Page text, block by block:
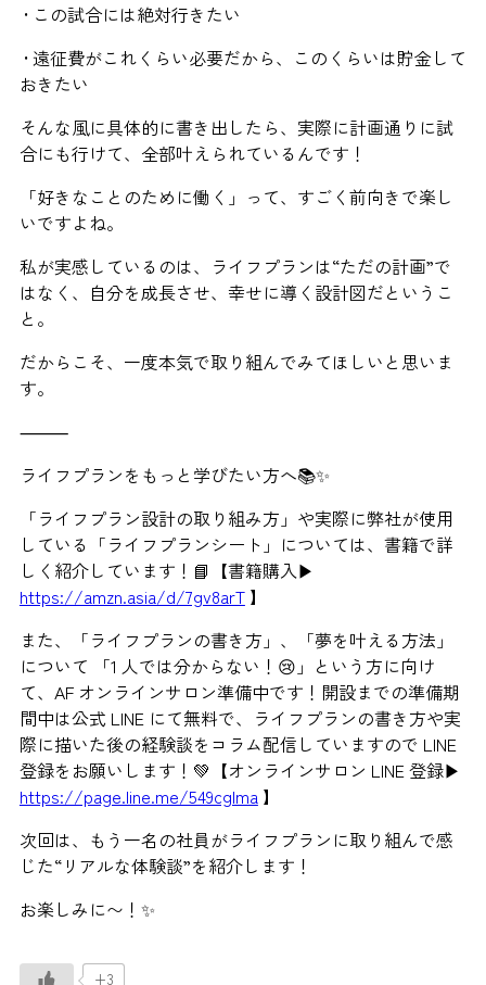
• この試合には絶対行きたい
• 遠征費がこれくらい必要だから、このくらいは貯金して
おきたい
そんな風に具体的に書き出したら、実際に計画通りに試
合にも行けて、全部叶えられているんです！
「好きなことのために働く」って、すごく前向きで楽し
いですよね。
私が実感しているのは、ライフプランは“ただの計画”で
はなく、自分を成長させ、幸せに導く設計図だというこ
と。
だからこそ、一度本気で取り組んでみてほしいと思いま
す。
⸻
ライフプランをもっと学びたい方へ📚✨
「ライフプラン設計の取り組み方」や実際に弊社が使用
している「ライフプランシート」については、書籍で詳
しく紹介しています！📘【書籍購入▶
https://amzn.asia/d/7gv8arT】
また、「ライフプランの書き方」、「夢を叶える方法」
について 「1 人では分からない！😢」という方に向け
て、AF オンラインサロン準備中です！開設までの準備期
間中は公式 LINE にて無料で、ライフプランの書き方や実
際に描いた後の経験談をコラム配信していますので LINE
登録をお願いします！💚【オンラインサロン LINE 登録▶
https://page.line.me/549cglma】
次回は、もう一名の社員がライフプランに取り組んで感
じた“リアルな体験談”を紹介します！
お楽しみに〜！✨
+3